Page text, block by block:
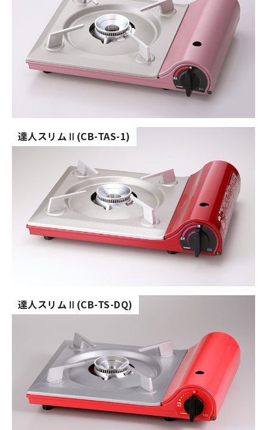
達人スリム (CB-TAS-1)
達人スリム (CB-TS-DQ)